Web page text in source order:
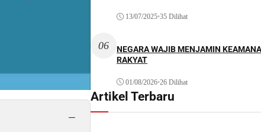
−
13/07/2025•35 Dilihat
06
NEGARA WAJIB MENJAMIN
RAKYAT
01/08/2026•26 Dilihat
Artikel Terbaru